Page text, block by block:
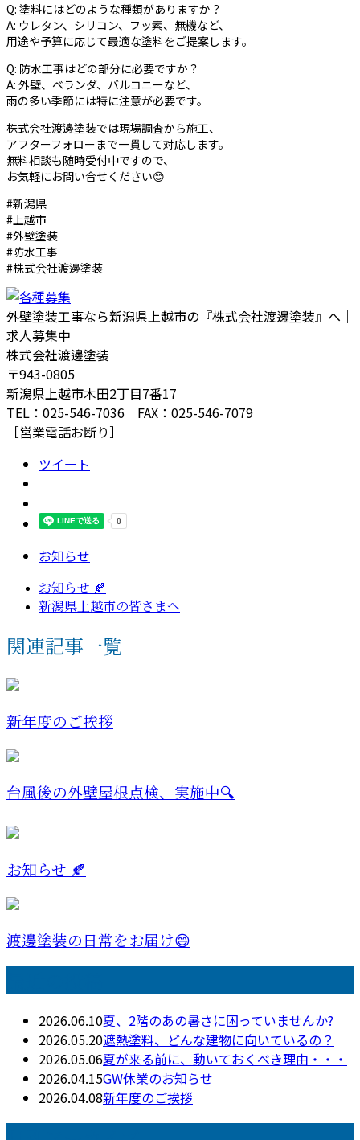
Q: 塗料にはどのような種類がありますか？
A: ウレタン、シリコン、フッ素、無機など、
用途や予算に応じて最適な塗料をご提案します。
Q: 防水工事はどの部分に必要ですか？
A: 外壁、ベランダ、バルコニーなど、
雨の多い季節には特に注意が必要です。
株式会社渡邊塗装では現場調査から施工、
アフターフォローまで一貫して対応します。
無料相談も随時受付中ですので、
お気軽にお問い合せください😊
#新潟県
#上越市
#外壁塗装
#防水工事
#株式会社渡邊塗装
外壁塗装工事なら新潟県上越市の『株式会社渡邊塗装』へ｜
求人募集中
株式会社渡邊塗装
〒943-0805
新潟県上越市木田2丁目7番17
TEL：025-546-7036 FAX：025-546-7079
［営業電話お断り］
ツイート
お知らせ
お知らせ 🍂
新潟県上越市の皆さまへ
関連記事一覧
新年度のご挨拶
台風後の外壁屋根点検、実施中🔍
お知らせ 🍂
渡邊塗装の日常をお届け😄
2026.06.10夏、2階のあの暑さに困っていませんか?
2026.05.20遮熱塗料、どんな建物に向いているの？
2026.05.06夏が来る前に、動いておくべき理由・・・
2026.04.15GW休業のお知らせ
2026.04.08新年度のご挨拶